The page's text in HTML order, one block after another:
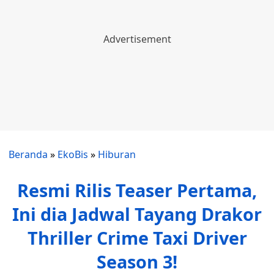
Beranda » EkoBis » Hiburan
Resmi Rilis Teaser Pertama,
Ini dia Jadwal Tayang Drakor
Thriller Crime Taxi Driver
Season 3!